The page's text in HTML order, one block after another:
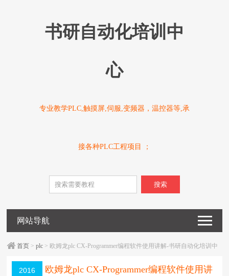
书研自动化培训中
心
专业教学PLC,触摸屏,伺服,变频器，温控器等,承
接各种PLC工程项目 ；
搜索
网站导航
首页 >plc > 欧姆龙plc CX-Programmer编程软件使用讲解-书研自动化培训中
2016
欧姆龙plc CX-Programmer编程软件使用讲